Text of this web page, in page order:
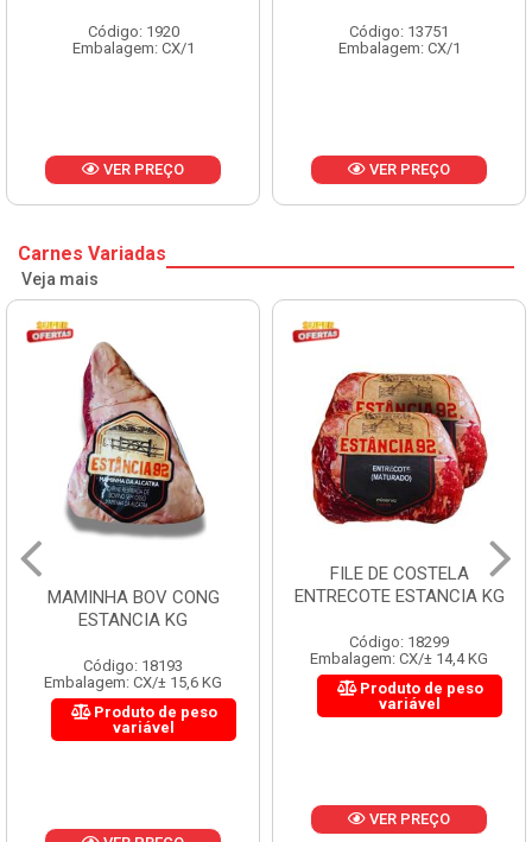
Código: 13751
Embalagem: CX/1
VER PREÇO
Código: 1785
Embalagem: KG/10
VER PREÇO
Carnes Variadas
Veja mais
MAMINHA BOV CONG
ESTANCIA KG
Código: 18193
Embalagem: CX/± 15,6 KG
Produto de peso
variável
FILE DE COSTELA
ENTRECOTE ESTANCIA KG
Código: 18299
Embalagem: CX/± 14,4 KG
Produto de peso
variável
VER PREÇO